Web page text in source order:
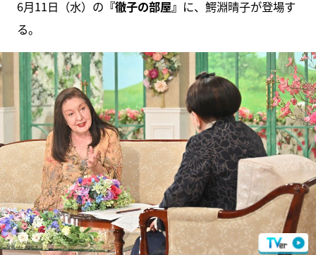
6月11日（水）の 『徹子の部屋』 に、鰐淵晴子が登場す
る。